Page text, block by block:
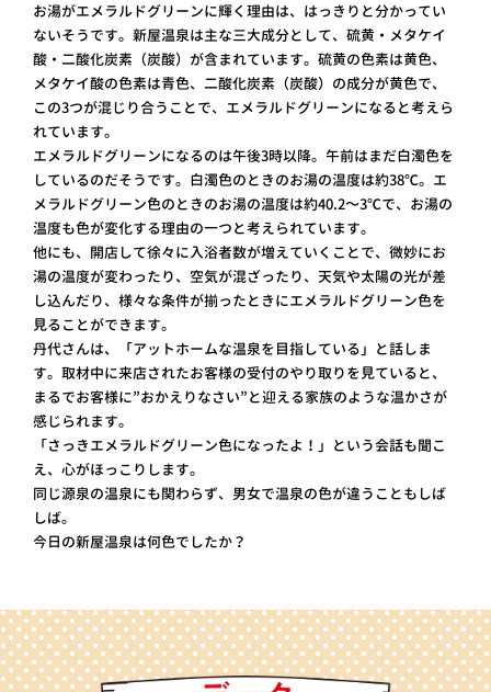
お湯がエメラルドグリーンに輝く理由は、はっきりと分かってい
ないそうです。新屋温泉は主な三大成分として、硫黄・メタケイ
酸・二酸化炭素（炭酸）が含まれています。硫黄の色素は黄色、
メタケイ酸の色素は青色、二酸化炭素（炭酸）の成分が黄色で、
この3つが混じり合うことで、エメラルドグリーンになると考えら
れています。
エメラルドグリーンになるのは午後3時以降。午前はまだ白濁色を
しているのだそうです。白濁色のときのお湯の温度は約38℃。エ
メラルドグリーン色のときのお湯の温度は約40.2～3℃で、お湯の
温度も色が変化する理由の一つと考えられています。
他にも、開店して徐々に入浴者数が増えていくことで、微妙にお
湯の温度が変わったり、空気が混ざったり、天気や太陽の光が差
し込んだり、様々な条件が揃ったときにエメラルドグリーン色を
見ることができます。
丹代さんは、「アットホームな温泉を目指している」と話しま
す。取材中に来店されたお客様の受付のやり取りを見ていると、
まるでお客様に”おかえりなさい”と迎える家族のような温かさが
感じられます。
「さっきエメラルドグリーン色になったよ！」という会話も聞こ
え、心がほっこりします。
同じ源泉の温泉にも関わらず、男女で温泉の色が違うこともしば
しば。
今日の新屋温泉は何色でしたか？